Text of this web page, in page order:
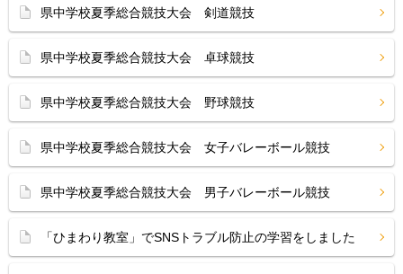
県中学校夏季総合競技大会 剣道競技
県中学校夏季総合競技大会 卓球競技
県中学校夏季総合競技大会 野球競技
県中学校夏季総合競技大会 女子バレーボール競技
県中学校夏季総合競技大会 男子バレーボール競技
「ひまわり教室」でSNSトラブル防止の学習をしました